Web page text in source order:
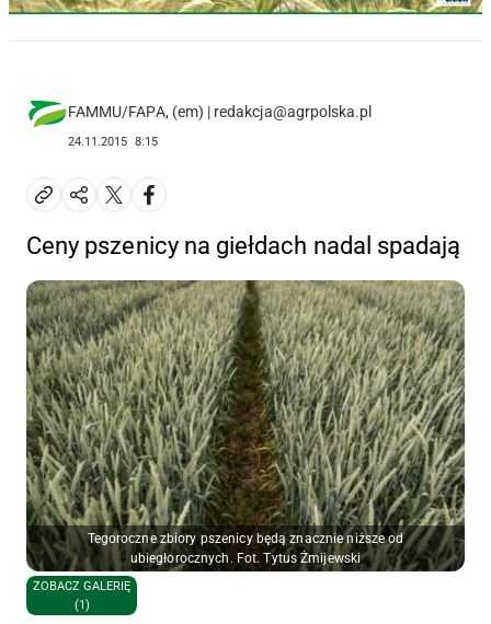
FAMMU/FAPA, (em) | redakcja@agrpolska.pl
24.11.2015 8:15
Ceny pszenicy na giełdach nadal spadają
Tegoroczne zbiory pszenicy będą znacznie niższe od
ubiegłorocznych. Fot. Tytus Żmijewski
ZOBACZ GALERIĘ
(1)